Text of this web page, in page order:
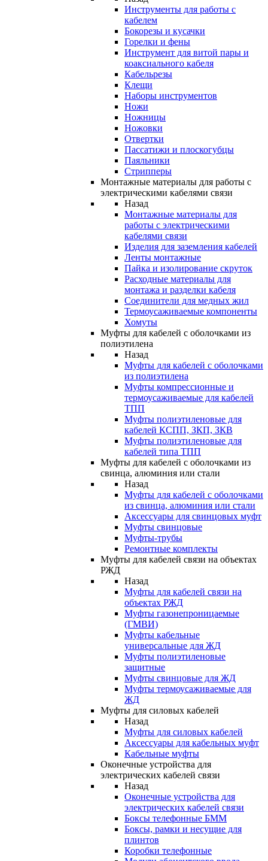
Инструменты для работы с
кабелем
Бокорезы и кусачки
Горелки и фены
Инструмент для витой пары и
коаксиального кабеля
Кабельрезы
Клещи
Наборы инструментов
Ножи
Ножницы
Ножовки
Отвертки
Пассатижи и плоскогубцы
Паяльники
Стрипперы
Монтажные материалы для работы с
электрическими кабелями связи
Назад
Монтажные материалы для
работы с электрическими
кабелями связи
Изделия для заземления кабелей
Ленты монтажные
Пайка и изолирование скруток
Расходные материалы для
монтажа и разделки кабеля
Соединители для медных жил
Термоусаживаемые компоненты
Хомуты
Муфты для кабелей с оболочками из
полиэтилена
Назад
Муфты для кабелей с оболочками
из полиэтилена
Муфты компрессионные и
термоусаживаемые для кабелей
ТПП
Муфты полиэтиленовые для
кабелей КСПП, ЗКП, ЗКВ
Муфты полиэтиленовые для
кабелей типа ТПП
Муфты для кабелей с оболочками из
свинца, алюминия или стали
Назад
Муфты для кабелей с оболочками
из свинца, алюминия или стали
Аксессуары для свинцовых муфт
Муфты свинцовые
Муфты-трубы
Ремонтные комплекты
Муфты для кабелей связи на объектах
РЖД
Назад
Муфты для кабелей связи на
объектах РЖД
Муфты газонепроницаемые
(ГМВИ)
Муфты кабельные
универсальные для ЖД
Муфты полиэтиленовые
защитные
Муфты свинцовые для ЖД
Муфты термоусаживаемые для
ЖД
Муфты для силовых кабелей
Назад
Муфты для силовых кабелей
Аксессуары для кабельных муфт
Кабельные муфты
Оконечные устройства для
электрических кабелей связи
Назад
Оконечные устройства для
электрических кабелей связи
Боксы телефонные БММ
Боксы, рамки и несущие для
плинтов
Коробки телефонные